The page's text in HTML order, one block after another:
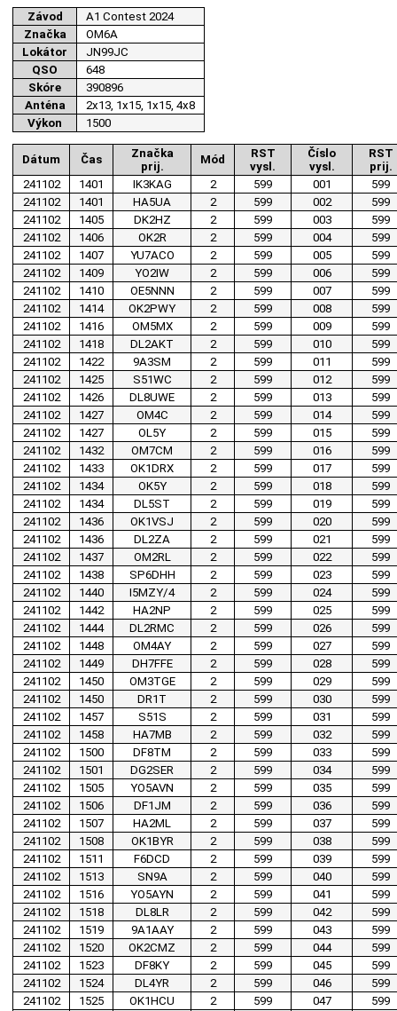
Závod
A1 Contest 2024
Značka
OM6A
Lokátor
JN99JC
QSO
648
Skóre
390896
Anténa
2x13, 1x15, 1x15, 4x8
Výkon
1500
Dátum Čas
Značka
prij.
Mód
RST
vysl.
Číslo
vysl.
RST
prij.
241102
1401 IK3KAG 2 599 001
599
241102
1401 HA5UA 2 599 002
599
241102
1405 DK2HZ 2 599 003
599
241102
1406 OK2R 2 599 004
599
241102
1407 YU7ACO 2 599 005
599
241102
1409 YO2IW 2 599 006
599
241102
1410 OE5NNN 2 599 007
599
241102
1414 OK2PWY 2 599 008
599
241102
1416 OM5MX 2 599 009
599
241102
1418 DL2AKT 2 599 010
599
241102
1422 9A3SM 2 599 011
599
241102
1425 S51WC 2 599 012
599
241102
1426 DL8UWE 2 599 013
599
241102
1427 OM4C 2 599 014
599
241102
1427 OL5Y 2 599 015
599
241102
1432 OM7CM 2 599 016
599
241102
1433 OK1DRX 2 599 017
599
241102
1434 OK5Y 2 599 018
599
241102
1434 DL5ST 2 599 019
599
241102
1436 OK1VSJ 2 599 020
599
241102
1436 DL2ZA 2 599 021
599
241102
1437 OM2RL 2 599 022
599
241102
1438 SP6DHH 2 599 023
599
241102
1440 I5MZY/4 2 599 024
599
241102
1442 HA2NP 2 599 025
599
241102
1444 DL2RMC 2 599 026
599
241102
1448 OM4AY 2 599 027
599
241102
1449 DH7FFE 2 599 028
599
241102
1450 OM3TGE 2 599 029
599
241102
1450 DR1T 2 599 030
599
241102
1457 S51S 2 599 031
599
241102
1458 HA7MB 2 599 032
599
241102
1500 DF8TM 2 599 033
599
241102
1501 DG2SER 2 599 034
599
241102
1505 YO5AVN 2 599 035
599
241102
1506 DF1JM 2 599 036
599
241102
1507 HA2ML 2 599 037
599
241102
1508 OK1BYR 2 599 038
599
241102
1511 F6DCD 2 599 039
599
241102
1513 SN9A 2 599 040
599
241102
1516 YO5AYN 2 599 041
599
241102
1518 DL8LR 2 599 042
599
241102
1519 9A1AAY 2 599 043
599
241102
1520 OK2CMZ 2 599 044
599
241102
1523 DF8KY 2 599 045
599
241102
1524 DL4YR 2 599 046
599
241102
1525 OK1HCU 2 599 047
599